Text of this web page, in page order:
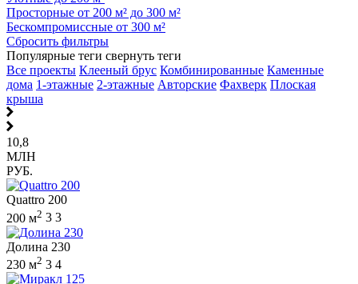
Просторные от 200 м² до 300 м²
Бескомпромиссные от 300 м²
Сбросить фильтры
Популярные теги свернуть теги
Все проекты Клееный брус Комбинированные Каменные
дома 1-этажные 2-этажные Авторские Фахверк Плоская
крыша
10,8
МЛН
РУБ.
Quattro 200
200 м2 3 3
Долина 230
230 м2 3 4